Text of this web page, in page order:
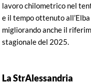
lavoro chilometrico nel
e il tempo ottenuto
migliorando anche il
stagionale del 2025.
La StrAlessandria